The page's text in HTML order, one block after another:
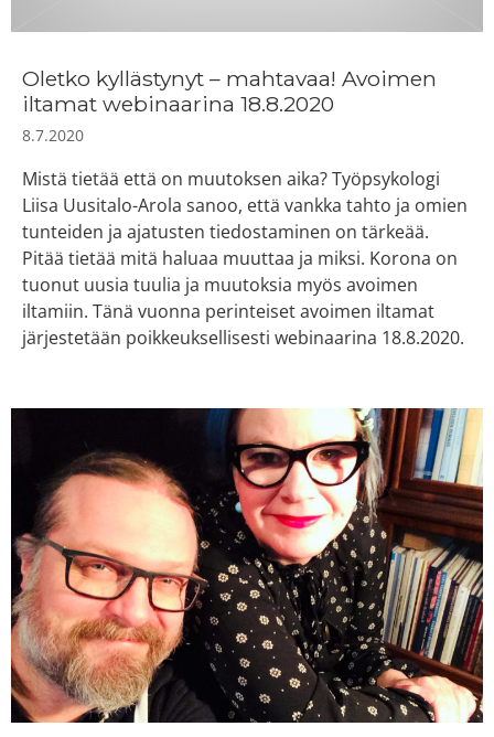
Oletko kyllästynyt – mahtavaa! Avoimen
iltamat webinaarina 18.8.2020
8.7.2020
Mistä tietää että on muutoksen aika? Työpsykologi
Liisa Uusitalo-Arola sanoo, että vankka tahto ja omien
tunteiden ja ajatusten tiedostaminen on tärkeää.
Pitää tietää mitä haluaa muuttaa ja miksi. Korona on
tuonut uusia tuulia ja muutoksia myös avoimen
iltamiin. Tänä vuonna perinteiset avoimen iltamat
järjestetään poikkeuksellisesti webinaarina 18.8.2020.